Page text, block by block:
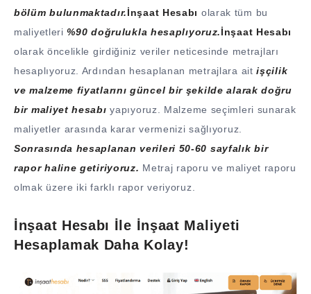
bölüm bulunmaktadır.İnşaat Hesabı olarak tüm bu
maliyetleri%90 doğrulukla hesaplıyoruz.İnşaat Hesabı
olarak öncelikle girdiğiniz veriler neticesinde metrajları
hesaplıyoruz. Ardından hesaplanan metrajlara aitişçilik
ve malzeme fiyatlarını güncel bir şekilde alarak doğru
bir maliyet hesabı yapıyoruz. Malzeme seçimleri sunarak
maliyetler arasında karar vermenizi sağlıyoruz.
Sonrasında hesaplanan verileri 50-60 sayfalık bir
rapor haline getiriyoruz. Metraj raporu ve maliyet raporu
olmak üzere iki farklı rapor veriyoruz.
İnşaat Hesabı İle İnşaat Maliyeti
Hesaplamak Daha Kolay!